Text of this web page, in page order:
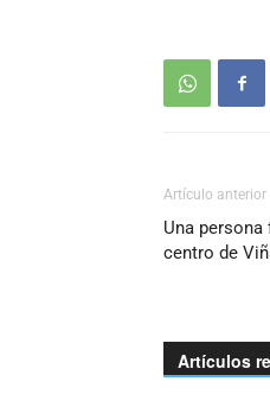
Artículo anterior
Una
centro de
Artículos